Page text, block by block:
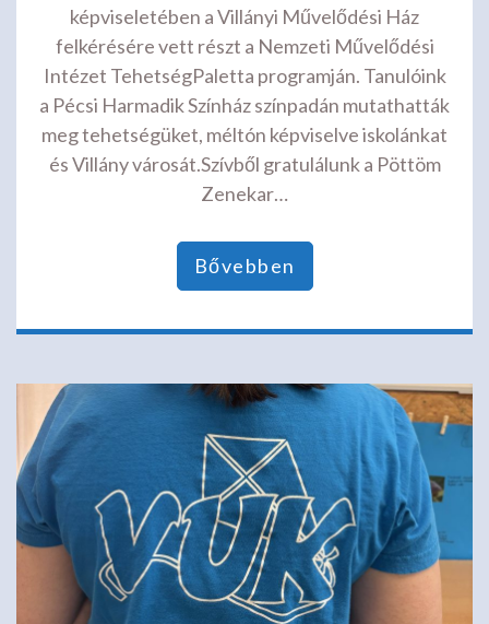
képviseletében a Villányi Művelődési Ház
felkérésére vett részt a Nemzeti Művelődési
Intézet TehetségPaletta programján. Tanulóink
a Pécsi Harmadik Színház színpadán mutathatták
meg tehetségüket, méltón képviselve iskolánkat
és Villány városát.Szívből gratulálunk a Pöttöm
Zenekar…
Bővebben